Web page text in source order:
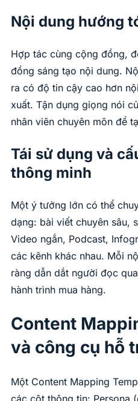
Nội dung hướng
Hợp tác cùng cộng đồng,
đồng sáng tạo nội dung.
ra có độ tin cậy cao hơn
xuất. Tận dụng giọng nói
nhân viên chuyên môn để
Tái sử dụng và
thông minh
Một ý tưởng lớn có thể
dạng: bài viết chuyên sâu,
Video ngắn, Podcast,
các kênh khác nhau. Mỗi
ràng dẫn dắt người đọc
hành trình mua hàng.
Content
và công cụ hỗ
Một Content Mapping